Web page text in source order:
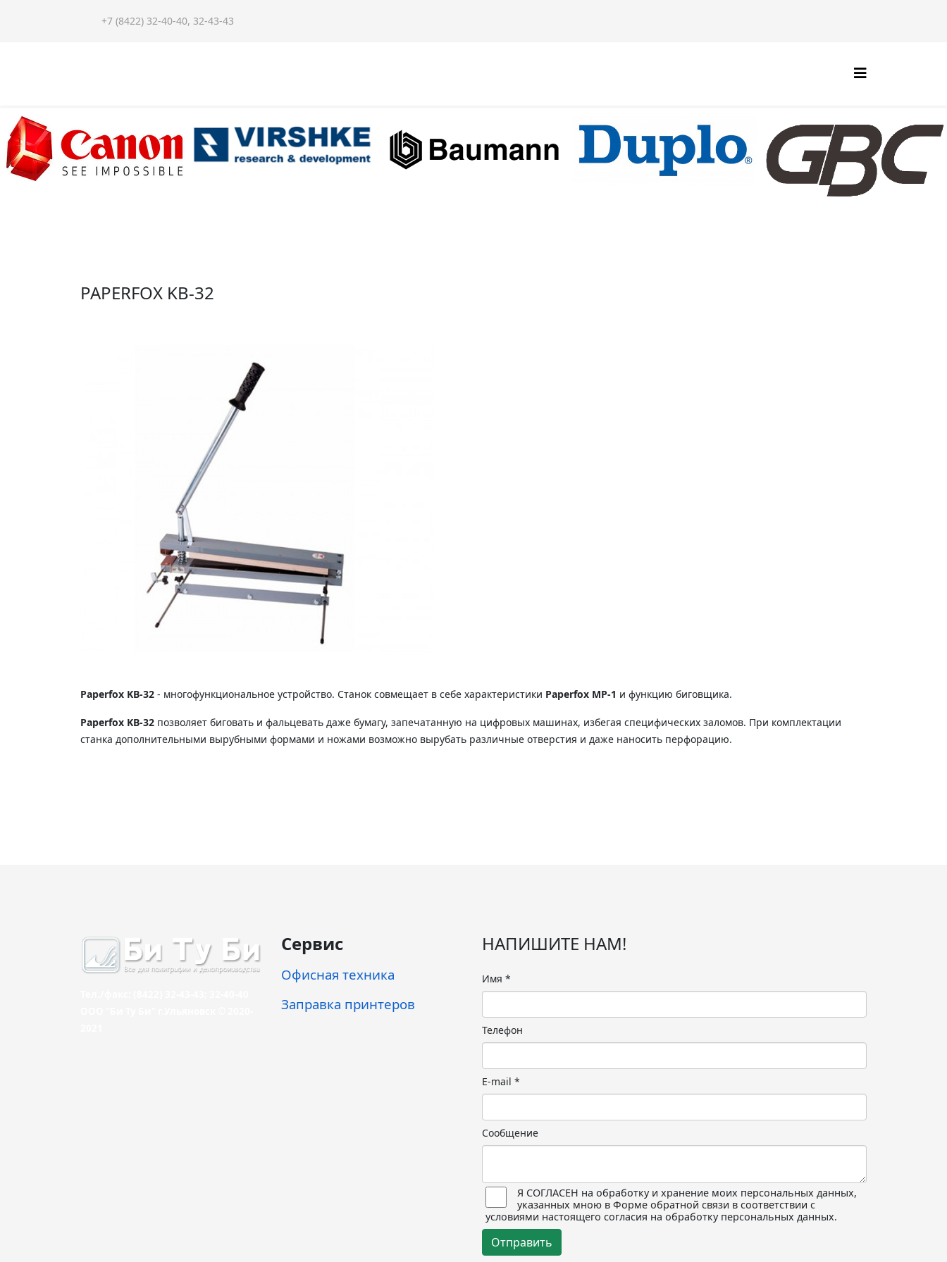
+7 (8422) 32-40-40, 32-43-43
PAPERFOX KB-32
Paperfox KB-32 - многофункциональное устройство. Станок совмещает в себе характеристики Paperfox MP-1 и функцию биговщика.
Paperfox KB-32 позволяет биговать и фальцевать даже бумагу, запечатанную на цифровых машинах, избегая специфических заломов. При комплектации
станка дополнительными вырубными формами и ножами возможно вырубать различные отверстия и даже наносить перфорацию.
Сервис
Офисная техника
Заправка принтеров
НАПИШИТЕ НАМ!
Имя *
Телефон
E-mail *
Сообщение
Я СОГЛАСЕН на обработку и хранение моих персональных данных,
указанных мною в Форме обратной связи в соответствии с
условиями настоящего согласия на обработку персональных данных.
Отправить